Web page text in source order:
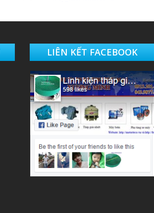
LIÊN KẾT FACEBOOK